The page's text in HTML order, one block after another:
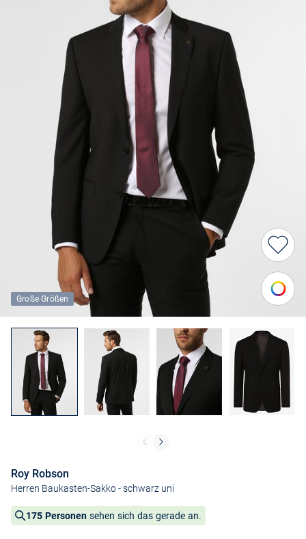
Große Größen
Roy Robson
Herren Baukasten-Sakko- schwarz uni
175 Personen sehen sich das gerade an.